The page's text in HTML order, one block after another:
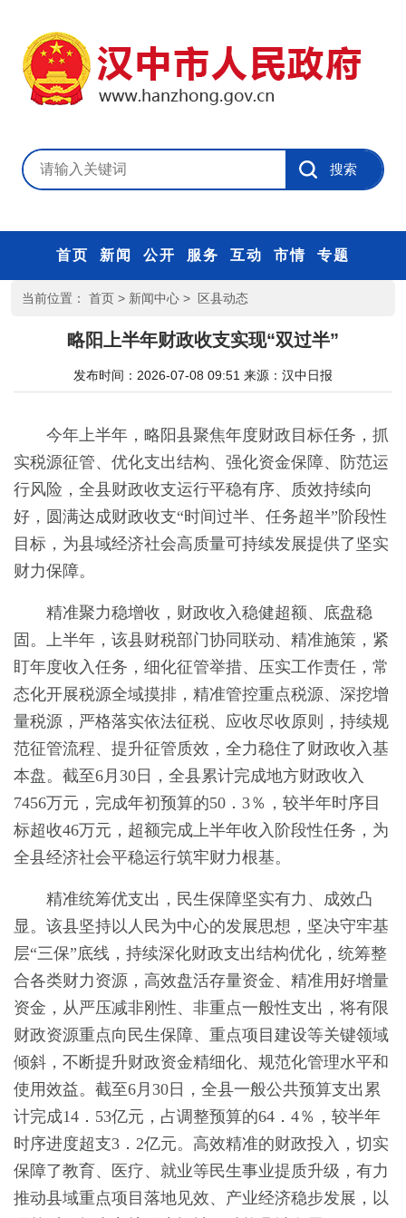
首页 新闻 公开 服务 互动 市情 专题
当前位置： 首页 > 新闻中心 > 区县动态
略阳上半年财政收支实现“双过半”
发布时间：2026-07-08 09:51 来源： 汉中日报
今年上半年，略阳县聚焦年度财政目标任务，抓
实税源征管、优化支出结构、强化资金保障、防范运
行风险，全县财政收支运行平稳有序、质效持续向
好，圆满达成财政收支“时间过半、任务超半”阶段性
目标，为县域经济社会高质量可持续发展提供了坚实
财力保障。
精准聚力稳增收，财政收入稳健超额、底盘稳
固。上半年，该县财税部门协同联动、精准施策，紧
盯年度收入任务，细化征管举措、压实工作责任，常
态化开展税源全域摸排，精准管控重点税源、深挖增
量税源，严格落实依法征税、应收尽收原则，持续规
范征管流程、提升征管质效，全力稳住了财政收入基
本盘。截至6月30日，全县累计完成地方财政收入
7456万元，完成年初预算的50．3％，较半年时序目
标超收46万元，超额完成上半年收入阶段性任务，为
全县经济社会平稳运行筑牢财力根基。
精准统筹优支出，民生保障坚实有力、成效凸
显。该县坚持以人民为中心的发展思想，坚决守牢基
层“三保”底线，持续深化财政支出结构优化，统筹整
合各类财力资源，高效盘活存量资金、精准用好增量
资金，从严压减非刚性、非重点一般性支出，将有限
财政资源重点向民生保障、重点项目建设等关键领域
倾斜，不断提升财政资金精细化、规范化管理水平和
使用效益。截至6月30日，全县一般公共预算支出累
计完成14．53亿元，占调整预算的64．4％，较半年
时序进度超支3．2亿元。高效精准的财政投入，切实
保障了教育、医疗、就业等民生事业提质升级，有力
推动县域重点项目落地见效、产业经济稳步发展，以